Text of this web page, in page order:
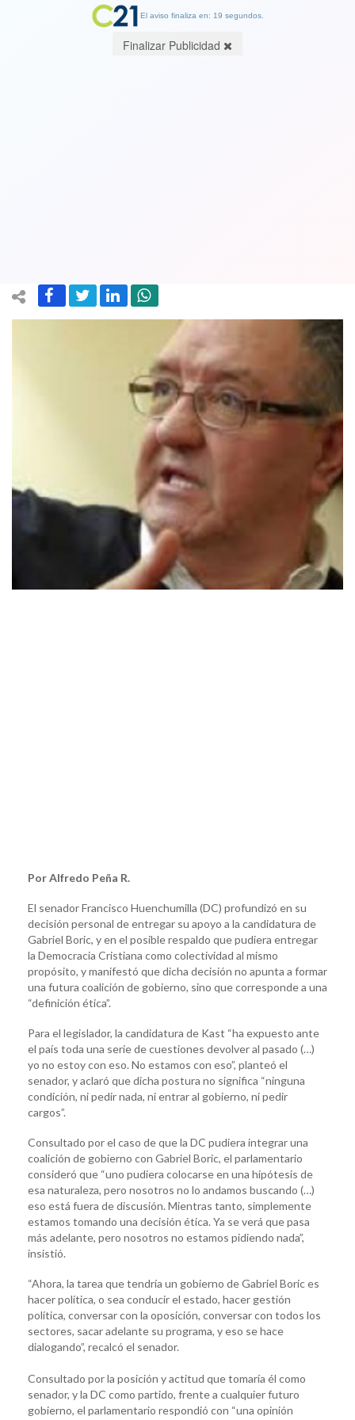
Por Alfredo Peña R.
El senador Francisco Huenchumilla (DC) profundizó en su
decisión personal de entregar su apoyo a la candidatura de
Gabriel Boric, y en el posible respaldo que pudiera entregar
la Democracia Cristiana como colectividad al mismo
propósito, y manifestó que dicha decisión no apunta a formar
una futura coalición de gobierno, sino que corresponde a una
“definición ética”.
Para el legislador, la candidatura de Kast “ha expuesto ante
el país toda una serie de cuestiones devolver al pasado (…)
yo no estoy con eso. No estamos con eso”, planteó el
senador, y aclaró que dicha postura no significa “ninguna
condición, ni pedir nada, ni entrar al gobierno, ni pedir
cargos”.
Consultado por el caso de que la DC pudiera integrar una
coalición de gobierno con Gabriel Boric, el parlamentario
consideró que “uno pudiera colocarse en una hipótesis de
esa naturaleza, pero nosotros no lo andamos buscando (…)
eso está fuera de discusión. Mientras tanto, simplemente
estamos tomando una decisión ética. Ya se verá que pasa
más adelante, pero nosotros no estamos pidiendo nada”,
insistió.
“Ahora, la tarea que tendría un gobierno de Gabriel Boric es
hacer política, o sea conducir el estado, hacer gestión
política, conversar con la oposición, conversar con todos los
sectores, sacar adelante su programa, y eso se hace
dialogando”, recalcó el senador.
Consultado por la posición y actitud que tomaría él como
senador, y la DC como partido, frente a cualquier futuro
gobierno, el parlamentario respondió con “una opinión
El aviso finaliza en: 19 segundos.
Finalizar Publicidad